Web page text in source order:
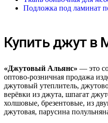
Подложка под ламинат
Купить джут в
«Джутовый Альянс» — это
оптово-розничная продажа
джутовый утеплитель,
верёвки из джута, шпагат
холшовые, брезентовые, из
джутовая, парусина